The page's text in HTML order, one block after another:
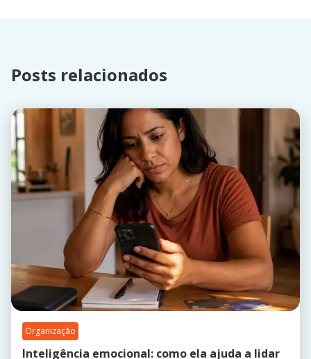
Posts relacionados
Organização
Inteligência emocional: como ela ajuda a lidar